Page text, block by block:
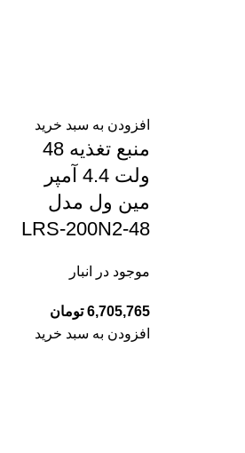
افزودن به سبد خرید
منبع تغذیه 48
ولت 4.4 آمپر
مین ول مدل
LRS-200N2-48
موجود در انبار
6,705,765 تومان
افزودن به سبد خرید